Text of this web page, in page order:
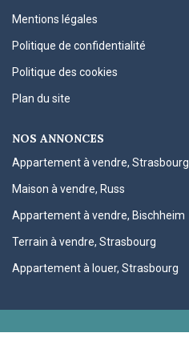
Mentions légales
Politique de confidentialité
Politique des cookies
Plan du site
NOS ANNONCES
Appartement à vendre, Strasbourg
Maison à vendre, Russ
Appartement à vendre, Bischheim
Terrain à vendre, Strasbourg
Appartement à louer, Strasbourg